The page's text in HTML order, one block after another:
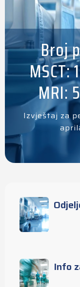
Broj
MRI:
Izvještaj za
Info